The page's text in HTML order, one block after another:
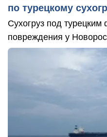
по турецкому
Сухогруз под
повреждения у